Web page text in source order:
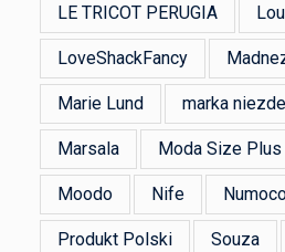
LE TRICOT PERUGIA
LoveShackFancy
Marie Lund marka
Marsala Moda Size
Moodo Nife
Produkt Polski Souza